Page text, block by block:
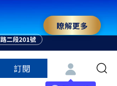
瞭解更多
訂閱
特色頻道